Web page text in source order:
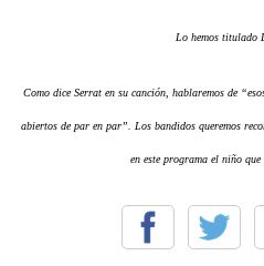
Lo hemos titulado
Como dice Serrat en su canción, hablaremos de
abiertos de par en par”. Los bandidos queremos
en este programa el niño que